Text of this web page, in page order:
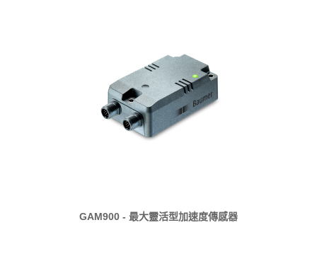
GAM900 - 最大靈活型加速度傳感器